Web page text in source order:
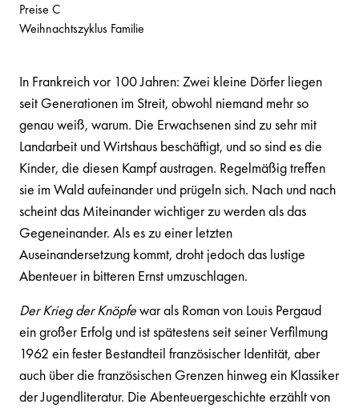
In Frankreich vor 100 Jahren: Zwei kleine Dörfer liegen
seit Generationen im Streit, obwohl niemand mehr so
genau weiß, warum. Die Erwachsenen sind zu sehr mit
Landarbeit und Wirtshaus beschäftigt, und so sind es die
Kinder, die diesen Kampf austragen. Regelmäßig treffen
sie im Wald aufeinander und prügeln sich. Nach und nach
scheint das Miteinander wichtiger zu werden als das
Gegeneinander. Als es zu einer letzten
Auseinandersetzung kommt, droht jedoch das lustige
Abenteuer in bitteren Ernst umzuschlagen.
Der Krieg der Knöpfewar als Roman von Louis Pergaud
ein großer Erfolg und ist spätestens seit seiner Verfilmung
1962 ein fester Bestandteil französischer Identität, aber
auch über die französischen Grenzen hinweg ein Klassiker
der Jugendliteratur. Die Abenteuergeschichte erzählt von
Preise C
Weihnachtszyklus Familie